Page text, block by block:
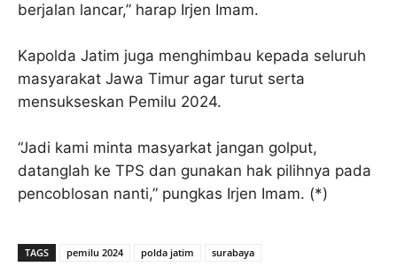
berjalan lancar,” harap Irjen Imam.
Kapolda Jatim juga menghimbau kepada seluruh
masyarakat Jawa Timur agar turut serta
mensukseskan Pemilu 2024.
“Jadi kami minta masyarkat jangan golput,
datanglah ke TPS dan gunakan hak pilihnya pada
pencoblosan nanti,” pungkas Irjen Imam. (*)
TAGS pemilu 2024 polda jatim surabaya